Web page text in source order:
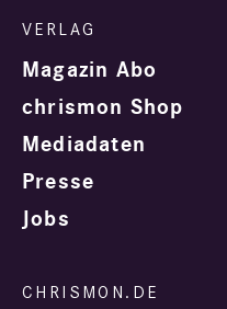
Magazin Abo
chrismon Shop
Mediadaten
Presse
Jobs